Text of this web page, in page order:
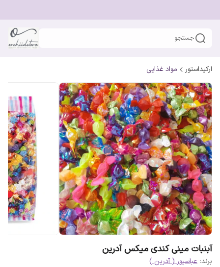
جستجو
ارکیداستور مواد غذایی
آبنبات مینی کندی میکس آدرین
برند: عباسپور ( آدرین )